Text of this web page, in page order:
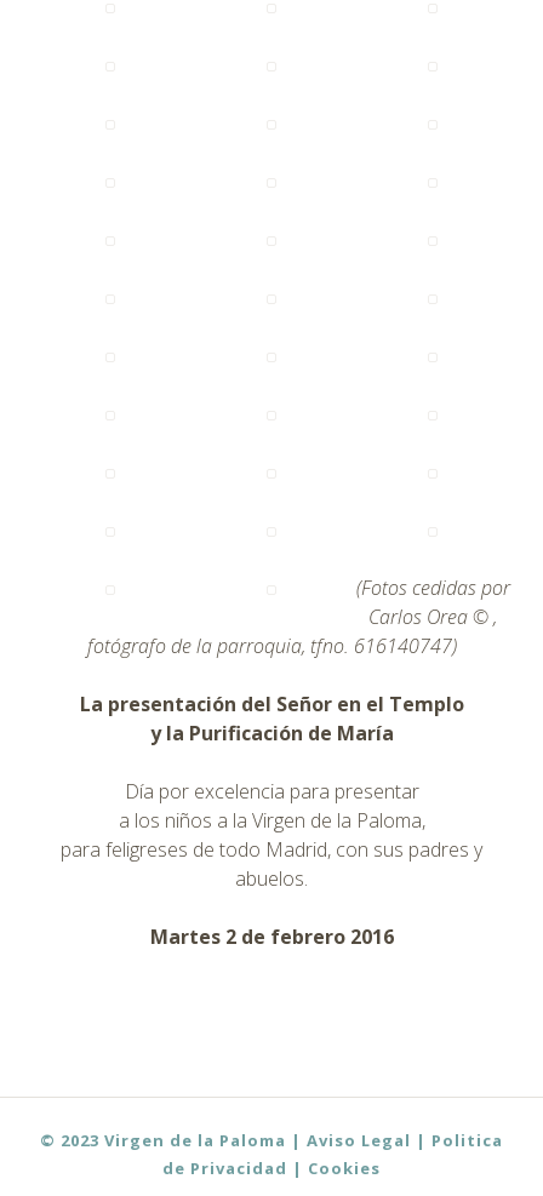
(Fotos cedidas por
Carlos Orea © ,
fotógrafo de la parroquia, tfno. 616140747)
La presentación del Señor en el Templo
y la Purificación de María
Día por excelencia para presentar
a los niños a la Virgen de la Paloma,
para feligreses de todo Madrid, con sus padres y
abuelos.
Martes 2 de febrero 2016
Post navigation
© 2023 Virgen de la Paloma | Aviso Legal | Politica
de Privacidad | Cookies